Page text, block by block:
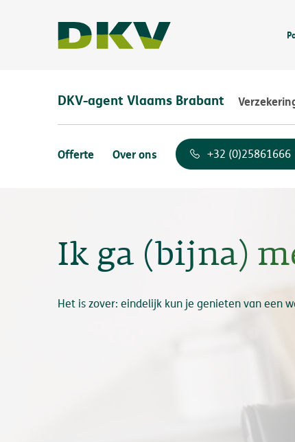
DKV-agent Vlaams Brabant
Offerte Over ons +32 (0)25861666
Ik ga (bijna)
Het is zover: eindelijk kun je genieten van een